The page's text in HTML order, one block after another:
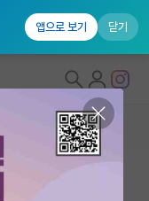
앱으로 보기 닫기